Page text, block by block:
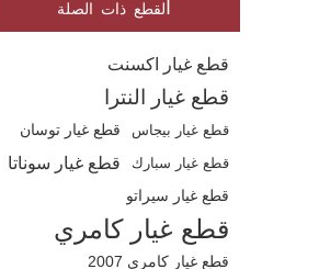
لقطع ذات الصلة
قطع غيار اكسنت
قطع غيار النترا
قطع غيار بيجاس
قطع غيار توسان
قطع غيار سبارك
قطع غيار سوناتا
قطع غيار سيراتو
قطع غيار كامري
قطع غيار كامري 2007